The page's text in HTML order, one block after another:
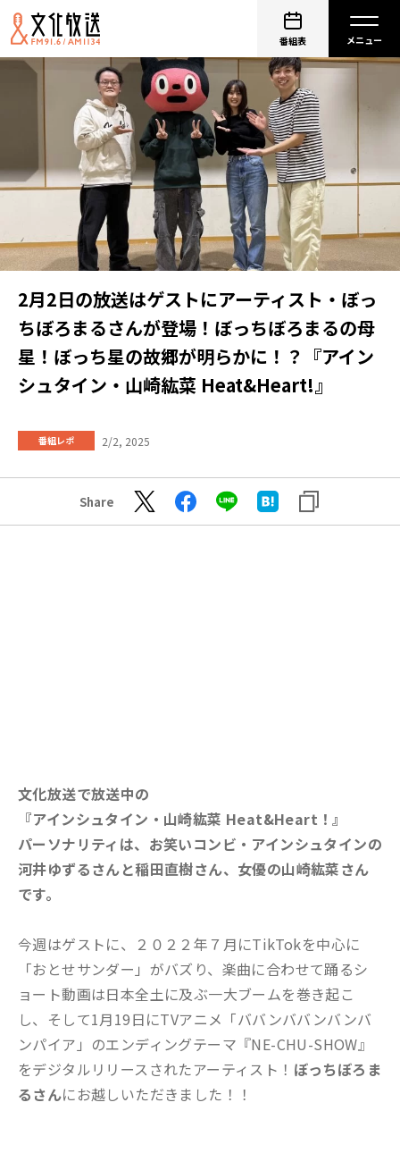
番組表
2月2日の放送はゲストにアーティスト・ぼっ
ちぼろまるさんが登場！ぼっちぼろまるの母
星！ぼっち星の故郷が明らかに！？『アイン
シュタイン・山崎紘菜 Heat&Heart!』
番組レポ 2/2, 2025
Share
文化放送で放送中の
『アインシュタイン・山崎紘菜 Heat&Heart！』
パーソナリティは、お笑いコンビ・アインシュタインの
河井ゆずるさんと稲田直樹さん、女優の山崎紘菜さん
です。
今週はゲストに、２０２２年７月にTikTokを中心に
「おとせサンダー」がバズり、楽曲に合わせて踊るシ
ョート動画は日本全土に及ぶ一大ブームを巻き起こ
し、そして1月19日にTVアニメ「ババンババンバンバ
ンパイア」のエンディングテーマ 『NE-CHU-SHOW』
をデジタルリリースされたアーティスト！ ぼっちぼろま
るさんにお越しいただきました！！